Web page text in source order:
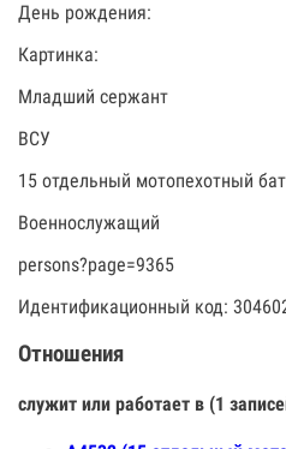
День рождения:
Картинка:
Младший сержант
ВСУ
15 отдельный мотопехотный
Военнослужащий
persons?page=9365
Идентификационный код:
Отношения
служит или работает в (1